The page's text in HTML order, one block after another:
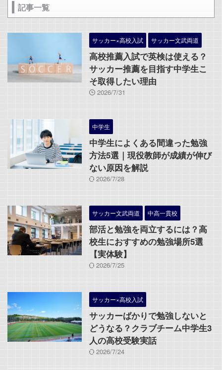
記事一覧
サッカー×高校入試 サッカー文武両道
高校推薦入試で英検は使える？
サッカー推薦を目指す中学生こ
そ取得したい理由
2026/7/31
中学生
中学生によくある間違った勉強
方法5選｜現役教師が成績が伸び
ない原因を解説
2026/7/28
サッカー文武両道 中高一貫校
部活と勉強を両立するには？高
校生におすすめの勉強場所5選
【実体験】
2026/7/25
サッカー×高校入試
サッカーばかりで勉強しないと
どうなる？クラブチーム中学生3
人の高校受験実話
2026/7/24